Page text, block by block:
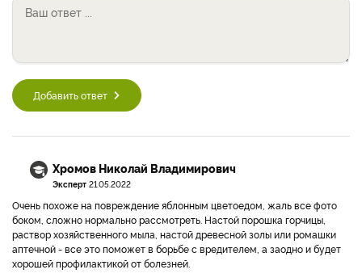
Добавить ответ
Хромов Николай Владимирович
Эксперт 21.05.2022
Очень похоже на повреждение яблонным цветоедом, жаль все фото
боком, сложно нормально рассмотреть. Настой порошка горчицы,
раствор хозяйственного мыла, настой древесной золы или ромашки
аптечной - все это поможет в борьбе с вредителем, а заодно и будет
хорошей профилактикой от болезней.